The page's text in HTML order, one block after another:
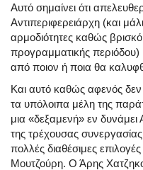
Αυτό σημαίνει ότι
Αντιπεριφερειάρχη (και
αρμοδιότητες καθώς
προγραμματικής περιόδου)
από ποιον ή ποια θα
Και αυτό καθώς αφενός δεν
τα υπόλοιπα μέλη της
μια «δεξαμενή» εν
της τρέχουσας
πολλές διαθέσιμες
Μουτζούρη. Ο Άρης